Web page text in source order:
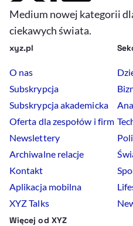
Medium nowej kategorii
ciekawych świata.
xyz.pl
O nas
Subskrypcja
Subskrypcja akademicka
Oferta dla zespołów i firm
Newslettery
Archiwalne relacje
Kontakt
Aplikacja mobilna
XYZ Talks
Więcej od XYZ